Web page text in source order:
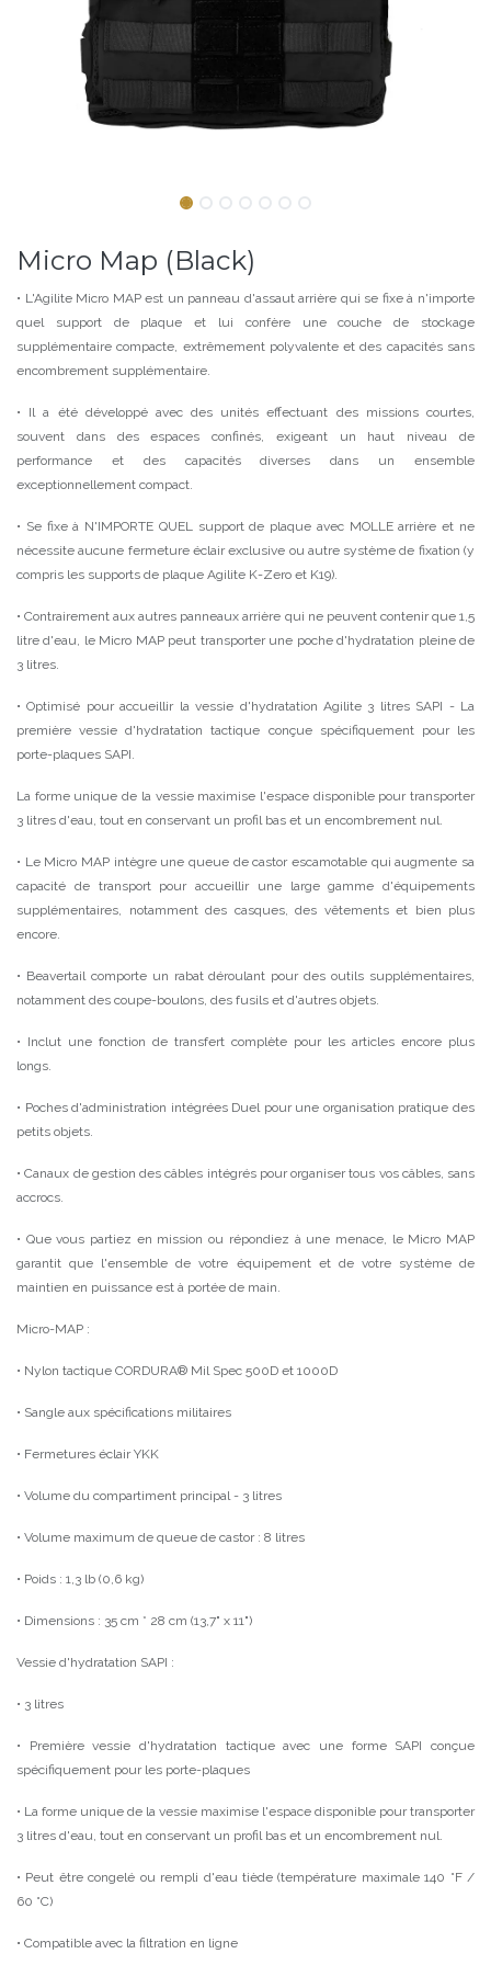
Micro Map (Black)
• L'Agilite Micro MAP est un panneau d'assaut arrière qui se fixe à n'importe
quel support de plaque et lui confère une couche de stockage
supplémentaire compacte, extrêmement polyvalente et des capacités sans
encombrement supplémentaire.
• Il a été développé avec des unités effectuant des missions courtes,
souvent dans des espaces confinés, exigeant un haut niveau de
performance et des capacités diverses dans un ensemble
exceptionnellement compact.
• Se fixe à N'IMPORTE QUEL support de plaque avec MOLLE arrière et ne
nécessite aucune fermeture éclair exclusive ou autre système de fixation (y
compris les supports de plaque Agilite K-Zero et K19).
• Contrairement aux autres panneaux arrière qui ne peuvent contenir que 1,5
litre d'eau, le Micro MAP peut transporter une poche d'hydratation pleine de
3 litres.
• Optimisé pour accueillir la vessie d'hydratation Agilite 3 litres SAPI - La
première vessie d'hydratation tactique conçue spécifiquement pour les
porte-plaques SAPI.
La forme unique de la vessie maximise l'espace disponible pour transporter
3 litres d'eau, tout en conservant un profil bas et un encombrement nul.
• Le Micro MAP intègre une queue de castor escamotable qui augmente sa
capacité de transport pour accueillir une large gamme d'équipements
supplémentaires, notamment des casques, des vêtements et bien plus
encore.
• Beavertail comporte un rabat déroulant pour des outils supplémentaires,
notamment des coupe-boulons, des fusils et d'autres objets.
• Inclut une fonction de transfert complète pour les articles encore plus
longs.
• Poches d'administration intégrées Duel pour une organisation pratique des
petits objets.
• Canaux de gestion des câbles intégrés pour organiser tous vos câbles, sans
accrocs.
• Que vous partiez en mission ou répondiez à une menace, le Micro MAP
garantit que l'ensemble de votre équipement et de votre système de
maintien en puissance est à portée de main.
Micro-MAP :
• Nylon tactique CORDURA® Mil Spec 500D et 1000D
• Sangle aux spécifications militaires
• Fermetures éclair YKK
• Volume du compartiment principal - 3 litres
• Volume maximum de queue de castor : 8 litres
• Poids : 1,3 lb (0,6 kg)
• Dimensions : 35 cm * 28 cm (13,7" x 11")
Vessie d'hydratation SAPI :
• 3 litres
• Première vessie d'hydratation tactique avec une forme SAPI conçue
spécifiquement pour les porte-plaques
• La forme unique de la vessie maximise l'espace disponible pour transporter
3 litres d'eau, tout en conservant un profil bas et un encombrement nul.
• Peut être congelé ou rempli d'eau tiède (température maximale 140 °F /
60 °C)
• Compatible avec la filtration en ligne